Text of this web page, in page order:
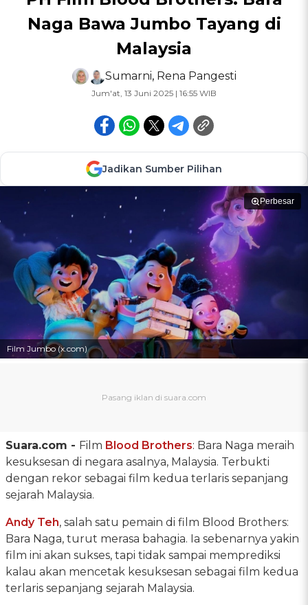
Naga Bawa Jumbo Tayang di
Malaysia
Sumarni, Rena Pangesti
Jum'at, 13 Juni 2025 | 16:55 WIB
Jadikan Sumber Pilihan
Perbesar
Film Jumbo (x.com)
Suara.com - Film Blood Brothers: Bara Naga meraih
kesuksesan di negara asalnya, Malaysia. Terbukti
dengan rekor sebagai film kedua terlaris sepanjang
sejarah Malaysia.
Andy Teh, salah satu pemain di film Blood Brothers:
Bara Naga, turut merasa bahagia. Ia sebenarnya yakin
film ini akan sukses, tapi tidak sampai memprediksi
kalau akan mencetak kesuksesan sebagai film kedua
terlaris sepanjang sejarah Malaysia.